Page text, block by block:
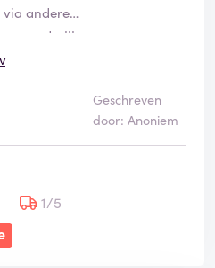
via andere
aanrader!!!
Geschreven
door: Anoniem
1/5